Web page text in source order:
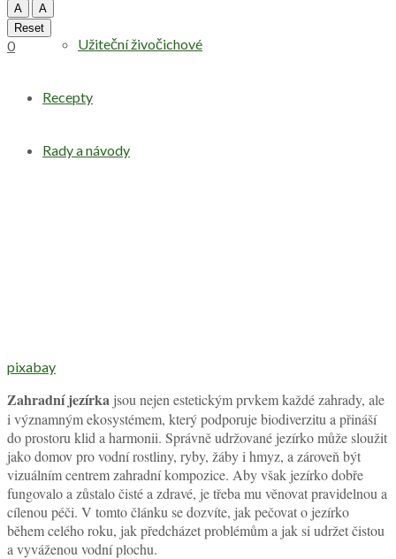
Užiteční živočichové
Recepty
Rady a návody
A
A
Reset
0
pixabay
Zahradní jezírka jsou nejen estetickým prvkem každé zahrady, ale
i významným ekosystémem, který podporuje biodiverzitu a přináší
do prostoru klid a harmonii. Správně udržované jezírko může sloužit
jako domov pro vodní rostliny, ryby, žáby i hmyz, a zároveň být
vizuálním centrem zahradní kompozice. Aby však jezírko dobře
fungovalo a zůstalo čisté a zdravé, je třeba mu věnovat pravidelnou a
cílenou péči. V tomto článku se dozvíte, jak pečovat o jezírko
během celého roku, jak předcházet problémům a jak si udržet čistou
a vyváženou vodní plochu.